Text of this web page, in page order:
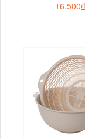
16.500₫